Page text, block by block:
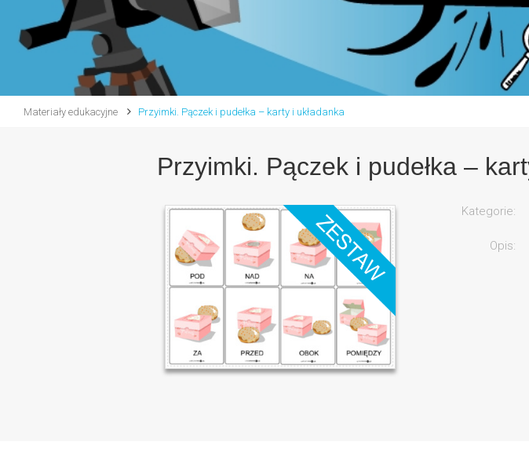
Materiały edukacyjne Przyimki. Pączek i pudełka – karty i układanka
Przyimki. Pączek i pudełka –
Kategorie:
Opis: